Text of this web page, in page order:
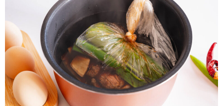
趣味
食材辞典
おすすめ